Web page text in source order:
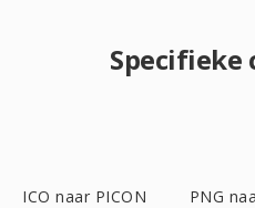
Specifieke
ICO naar PICON PNG